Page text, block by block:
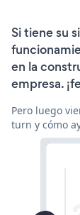
Si tiene su
en la
empresa.
Pero luego
turn y cómo